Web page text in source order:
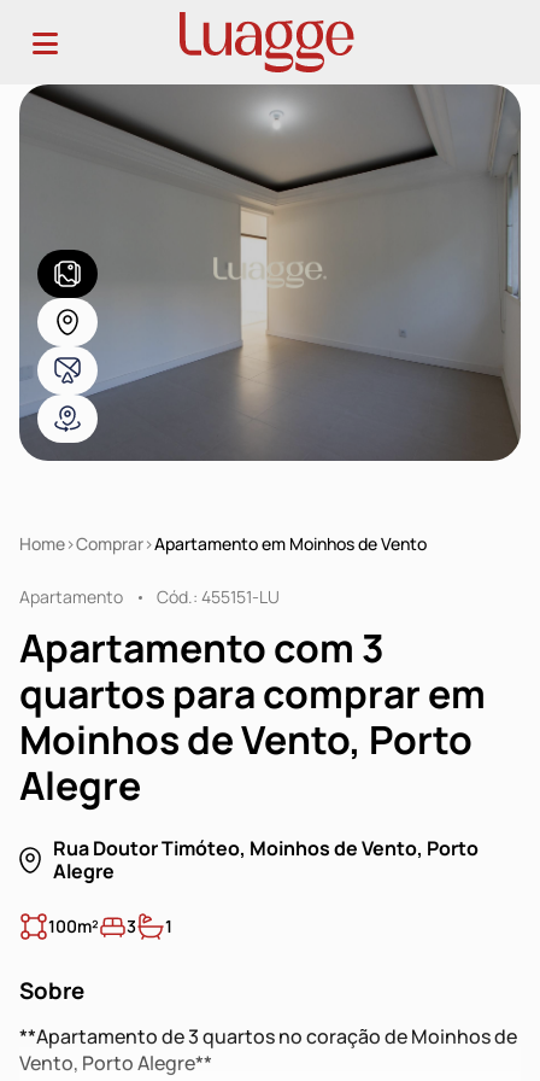
Home Comprar Apartamento em Moinhos de Vento
Apartamento Cód.: 455151-LU
Apartamento com 3
quartos para comprar em
Moinhos de Vento, Porto
Alegre
Rua Doutor Timóteo, Moinhos de Vento, Porto
Alegre
100m² 3 1
Sobre
**Apartamento de 3 quartos no coração de Moinhos de
Vento, Porto Alegre**